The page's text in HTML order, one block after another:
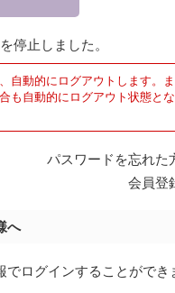
停止しました。
自動的にログアウトします。
自動的にログアウト状態とな
パスワードを忘れた
会員登
へ
ログインすることができ